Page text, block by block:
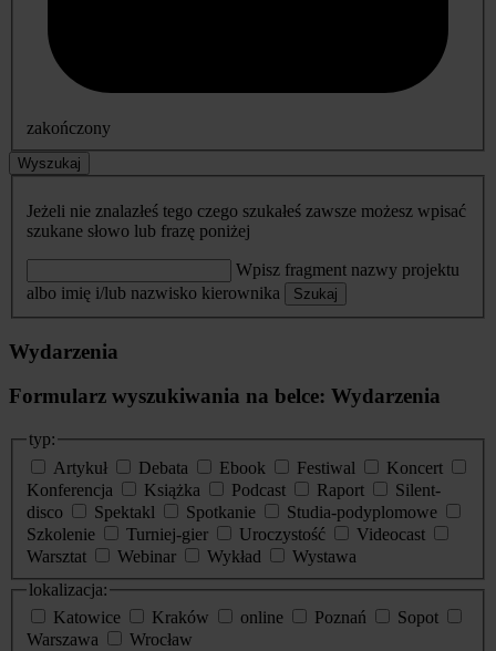
zakończony
Wyszukaj
Jeżeli nie znalazłeś tego czego szukałeś zawsze możesz wpisać
szukane słowo lub frazę poniżej
Wpisz fragment nazwy projektu
albo imię i/lub nazwisko kierownika
Szukaj
Wydarzenia
Formularz wyszukiwania na belce: Wydarzenia
typ:
Artykuł
Debata Ebook Festiwal
Koncert
Konferencja
Książka Podcast Raport
Silent-
disco
Spektakl Spotkanie
Studia-podyplomowe
Szkolenie
Turniej-gier Uroczystość
Videocast
Warsztat
Webinar Wykład
Wystawa
lokalizacja:
Katowice
Kraków online Poznań
Sopot
Warszawa
Wrocław